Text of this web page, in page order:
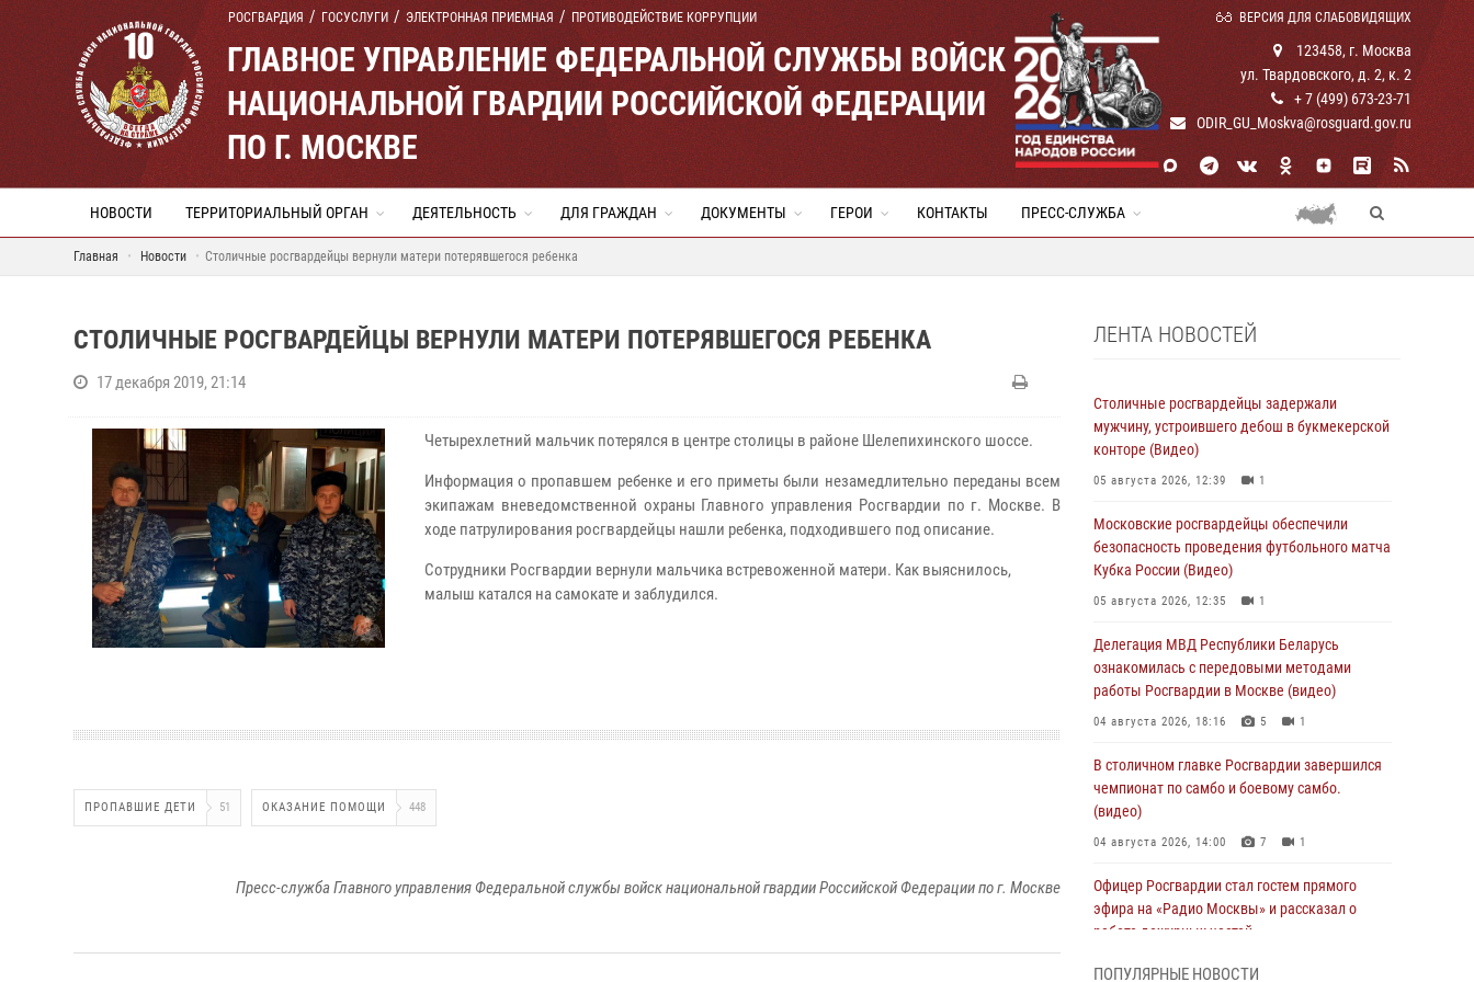
РОСГВАРДИЯ ГОСУСЛУГИ ЭЛЕКТРОННАЯ ПРИЕМНАЯ ПРОТИВОДЕЙСТВИЕ КОРРУПЦИИ ВЕРСИЯ ДЛЯ СЛАБОВИДЯЩИХ
ГЛАВНОЕ УПРАВЛЕНИЕ ФЕДЕРАЛЬНОЙ СЛУЖБЫ ВОЙСК
НАЦИОНАЛЬНОЙ ГВАРДИИ РОССИЙСКОЙ ФЕДЕРАЦИИ
ПО Г. МОСКВЕ
123458, г. Москва
ул. Твардовского, д. 2, к. 2
+ 7 (499) 673-23-71
ODIR_GU_Moskva@rosguard.gov.ru
НОВОСТИ ТЕРРИТОРИАЛЬНЫЙ ОРГАН ДЕЯТЕЛЬНОСТЬ ДЛЯ ГРАЖДАН ДОКУМЕНТЫ ГЕРОИ КОНТАКТЫ ПРЕСС-СЛУЖБА
Главная Новости Столичные росгвардейцы вернули матери потерявшегося ребенка
СТОЛИЧНЫЕ РОСГВАРДЕЙЦЫ ВЕРНУЛИ МАТЕРИ ПОТЕРЯВШЕГОСЯ РЕБЕНКА
17 декабря 2019, 21:14
Четырехлетний мальчик потерялся в центре столицы в районе Шелепихинского шоссе.
Информация о пропавшем ребенке и его приметы были незамедлительно переданы всем
экипажам вневедомственной охраны Главного управления Росгвардии по г. Москве. В
ходе патрулирования росгвардейцы нашли ребенка, подходившего под описание.
Сотрудники Росгвардии вернули мальчика встревоженной матери. Как выяснилось,
малыш катался на самокате и заблудился.
ПРОПАВШИЕ ДЕТИ 51 ОКАЗАНИЕ ПОМОЩИ 448
Пресс-служба Главного управления Федеральной службы войск национальной гвардии Российской Федерации по г. Москве
ЛЕНТА НОВОСТЕЙ
Столичные росгвардейцы задержали
мужчину, устроившего дебош в букмекерской
конторе (Видео)
05 августа 2026, 12:39 1
Московские росгвардейцы обеспечили
безопасность проведения футбольного матча
Кубка России (Видео)
05 августа 2026, 12:35 1
Делегация МВД Республики Беларусь
ознакомилась с передовыми методами
работы Росгвардии в Москве (видео)
04 августа 2026, 18:16 5 1
В столичном главке Росгвардии завершился
чемпионат по самбо и боевому самбо.
(видео)
04 августа 2026, 14:00 7 1
Офицер Росгвардии стал гостем прямого
эфира на «Радио Москвы» и рассказал о
работе дежурных частей
ПОПУЛЯРНЫЕ НОВОСТИ